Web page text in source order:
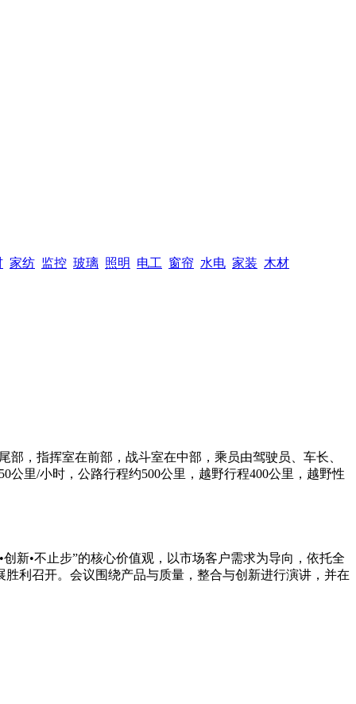
家纺 监控 玻璃 照明 电工 窗帘 水电 家装 木材
，指挥室在前部，战斗室在中部，乘员由驾驶员、车长、
公里/小时，公路行程约500公里，越野行程400公里，越野性
新•不止步”的核心价值观，以市场客户需求为导向，依托全
利召开。会议围绕产品与质量，整合与创新进行演讲，并在